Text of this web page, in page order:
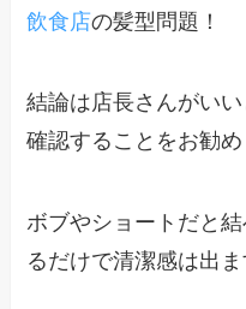
飲食店の髪型問題！
結論は店長さんがい
確認することをお勧め
ボブやショートだと
るだけで清潔感は出ま